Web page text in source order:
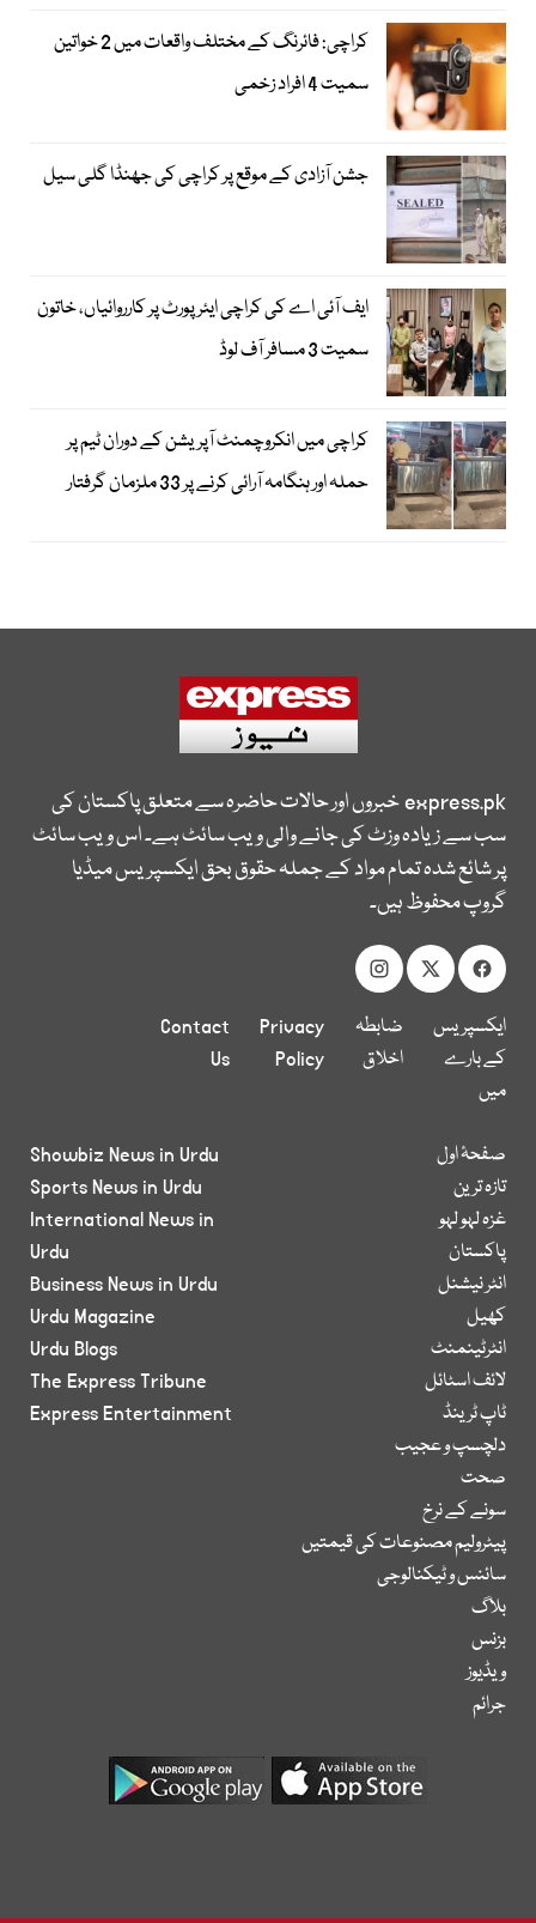
کراچی: فائرنگ کے مختلف واقعات میں 2 خواتین
سمیت 4 افراد زخمی
جشن آزادی کے موقع پر کراچی کی جھنڈا گلی سیل
ایف آئی اے کی کراچی ایئرپورٹ پر کارروائیاں، خاتون
سمیت 3 مسافر آف لوڈ
کراچی میں انکروچمنٹ آپریشن کے دوران ٹیم پر
حملہ اور ہنگامہ آرائی کرنے پر 33 ملزمان گرفتار
express.pkخبروں اور حالات حاضرہ سے متعلق پاکستان کی
سب سے زیادہ وزٹ کی جانے والی ویب سائٹ ہے۔ اس ویب سائٹ
پر شائع شدہ تمام مواد کے جملہ حقوق بحق ایکسپریس میڈیا
گروپ محفوظ ہیں۔
ایکسپریس
کے بارے
میں
ضابطہ
اخلاق
Privacy
Policy
Contact
Us
صفحۂ اول
تازہ ترین
غزہ لہو لہو
پاکستان
انٹر نیشنل
کھیل
انٹرٹینمنٹ
لائف اسٹائل
ٹاپ ٹرینڈ
دلچسپ و عجیب
صحت
سونے کے نرخ
پیٹرولیم مصنوعات کی قیمتیں
سائنس و ٹیکنالوجی
بلاگ
بزنس
ویڈیوز
جرائم
Showbiz News in Urdu
Sports News in Urdu
International News in
Urdu
Business News in Urdu
Urdu Magazine
Urdu Blogs
The Express Tribune
Express Entertainment